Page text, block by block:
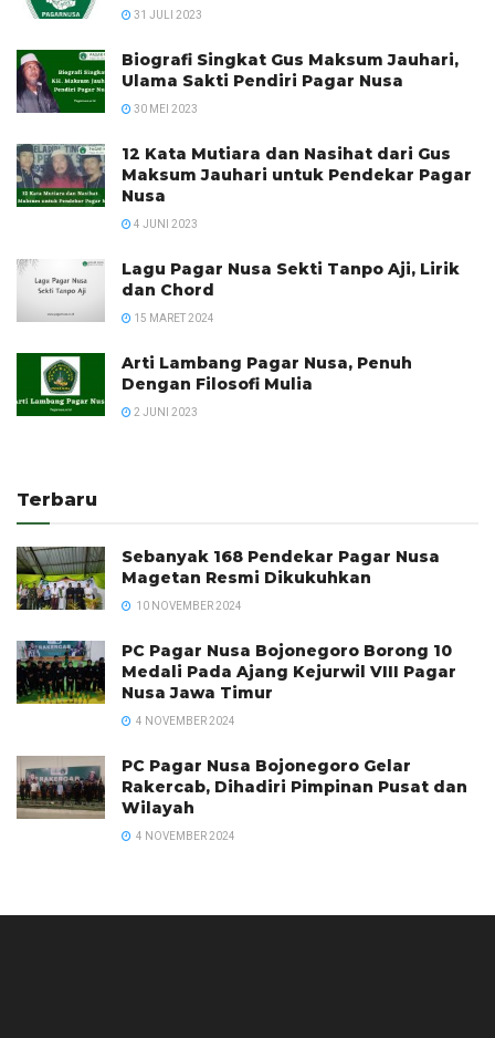
31 JULI 2023
Biografi Singkat Gus Maksum Jauhari,
Ulama Sakti Pendiri Pagar Nusa
30 MEI 2023
12 Kata Mutiara dan Nasihat dari Gus
Maksum Jauhari untuk Pendekar Pagar
Nusa
4 JUNI 2023
Lagu Pagar Nusa Sekti Tanpo Aji, Lirik
dan Chord
15 MARET 2024
Arti Lambang Pagar Nusa, Penuh
Dengan Filosofi Mulia
2 JUNI 2023
Terbaru
Sebanyak 168 Pendekar Pagar Nusa
Magetan Resmi Dikukuhkan
10 NOVEMBER 2024
PC Pagar Nusa Bojonegoro Borong 10
Medali Pada Ajang Kejurwil VIII Pagar
Nusa Jawa Timur
4 NOVEMBER 2024
PC Pagar Nusa Bojonegoro Gelar
Rakercab, Dihadiri Pimpinan Pusat dan
Wilayah
4 NOVEMBER 2024